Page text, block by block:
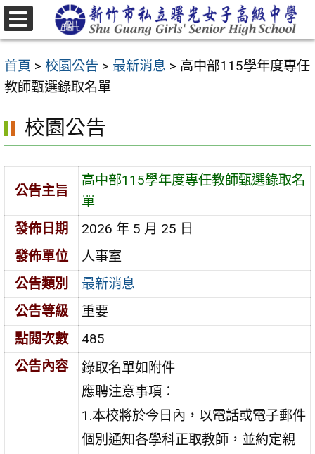
跳
至
要
內
區
首頁 > 校園公告 > 最新消息 > 高中部115學年度專任
教師甄選錄取名單
校園公告
公告主旨
高中部115學年度專任教師甄選錄取名
單
發佈日期
2026 年 5 月 25 日
發佈單位
人事室
公告類別
最新消息
公告等級
重要
點閱次數
485
公告內容
錄取名單如附件
應聘注意事項：
1.本校將於今日內，以電話或電子郵件
個別通知各學科正取教師，並約定親
選
單